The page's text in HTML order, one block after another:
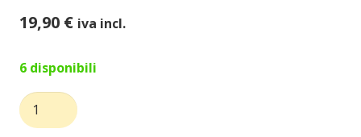
19,90 € iva incl.
6 disponibili
Portavivande
termico